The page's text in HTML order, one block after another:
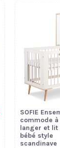
SOFIE
commode à
langer et lit
bébé style
scandinave